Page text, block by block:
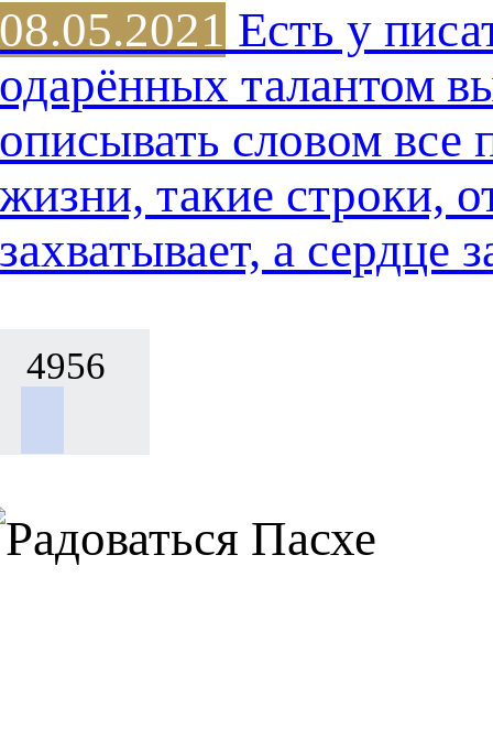
08.05.2021 Есть у
одарённых талантом
описывать словом все
жизни, такие строки,
захватывает, а сердце
4956